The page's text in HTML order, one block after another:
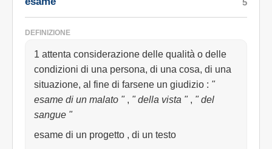
DEFINIZIONE
1 attenta considerazione delle qualità o delle
condizioni di una persona, di una cosa, di una
situazione, al fine di farsene un giudizio : "
esame di un malato " , " della vista " , " del
sangue "
esame di un progetto , di un testo
5